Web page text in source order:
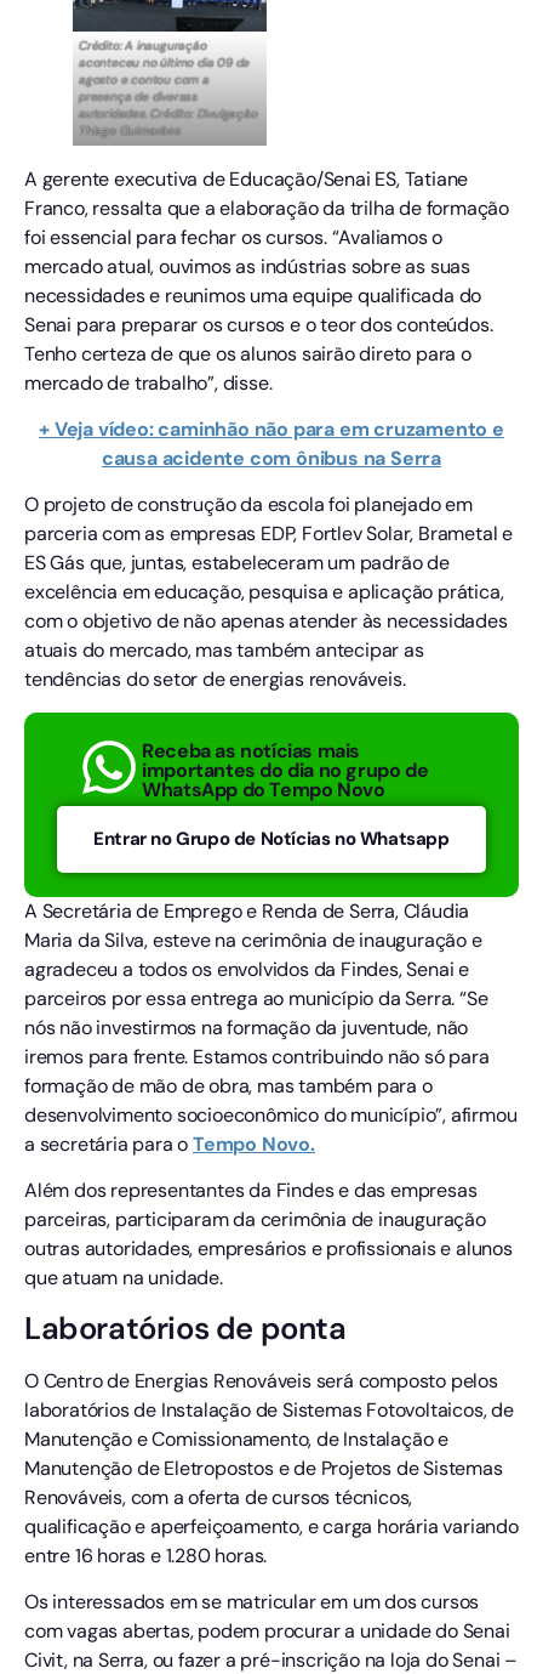
Crédito: A inauguração
aconteceu no último dia 09 de
agosto e contou com a
presença de diversas
autoridades. Crédito: Divulgação
Thiago Guimarães
A gerente executiva de Educação/Senai ES, Tatiane
Franco, ressalta que a elaboração da trilha de formação
foi essencial para fechar os cursos. “Avaliamos o
mercado atual, ouvimos as indústrias sobre as suas
necessidades e reunimos uma equipe qualificada do
Senai para preparar os cursos e o teor dos conteúdos.
Tenho certeza de que os alunos sairão direto para o
mercado de trabalho”, disse.
+ Veja vídeo: caminhão não para em cruzamento e
causa acidente com ônibus na Serra
O projeto de construção da escola foi planejado em
parceria com as empresas EDP, Fortlev Solar, Brametal e
ES Gás que, juntas, estabeleceram um padrão de
excelência em educação, pesquisa e aplicação prática,
com o objetivo de não apenas atender às necessidades
atuais do mercado, mas também antecipar as
tendências do setor de energias renováveis.
Receba as notícias mais
importantes do dia no grupo de
WhatsApp do Tempo Novo
Entrar no Grupo de Notícias no Whatsapp
A Secretária de Emprego e Renda de Serra, Cláudia
Maria da Silva, esteve na cerimônia de inauguração e
agradeceu a todos os envolvidos da Findes, Senai e
parceiros por essa entrega ao município da Serra. “Se
nós não investirmos na formação da juventude, não
iremos para frente. Estamos contribuindo não só para
formação de mão de obra, mas também para o
desenvolvimento socioeconômico do município”, afirmou
a secretária para oTempo Novo.
Além dos representantes da Findes e das empresas
parceiras, participaram da cerimônia de inauguração
outras autoridades, empresários e profissionais e alunos
que atuam na unidade.
Laboratórios de ponta
O Centro de Energias Renováveis será composto pelos
laboratórios de Instalação de Sistemas Fotovoltaicos, de
Manutenção e Comissionamento, de Instalação e
Manutenção de Eletropostos e de Projetos de Sistemas
Renováveis, com a oferta de cursos técnicos,
qualificação e aperfeiçoamento, e carga horária variando
entre 16 horas e 1.280 horas.
Os interessados em se matricular em um dos cursos
com vagas abertas, podem procurar a unidade do Senai
Civit, na Serra, ou fazer a pré-inscrição na loja do Senai –